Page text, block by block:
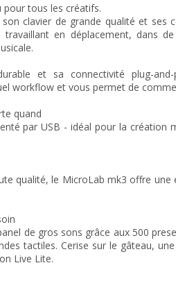
tous les créatifs.
clavier de grande qualité et
en déplacement, dans
et sa connectivité plug-
workflow et vous permet de
quand
par USB - idéal pour la création
qualité, le MicroLab mk3 offre
de gros sons grâce aux 500
tactiles. Cerise sur le gâteau,
Live Lite.